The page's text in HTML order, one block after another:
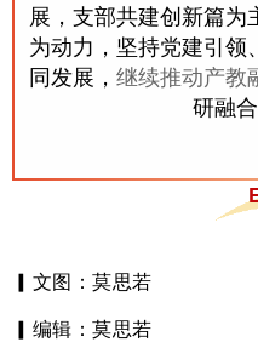
展，支部共建创新篇为
为动力，坚持党建引领
同发展， 继续推动‌产教
研融合
▎文图：莫思若
▎编辑：莫思若